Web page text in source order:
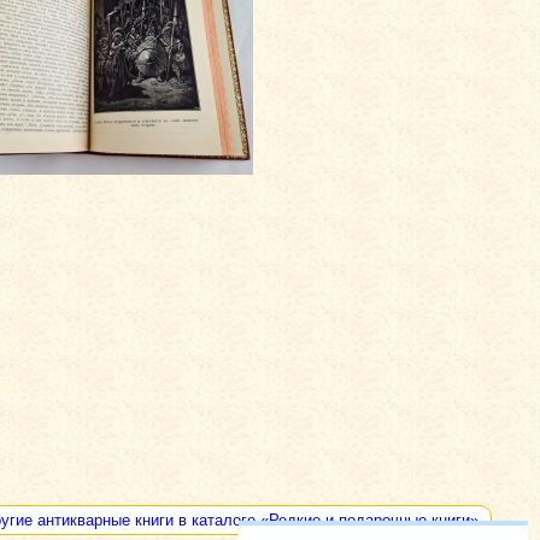
антикварные книги в каталоге «Редкие и подарочные книги»